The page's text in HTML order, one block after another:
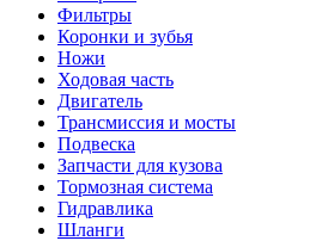
Фильтры
Коронки и зубья
Ножи
Ходовая часть
Двигатель
Трансмиссия и мосты
Подвеска
Запчасти для кузова
Тормозная система
Гидравлика
Шланги